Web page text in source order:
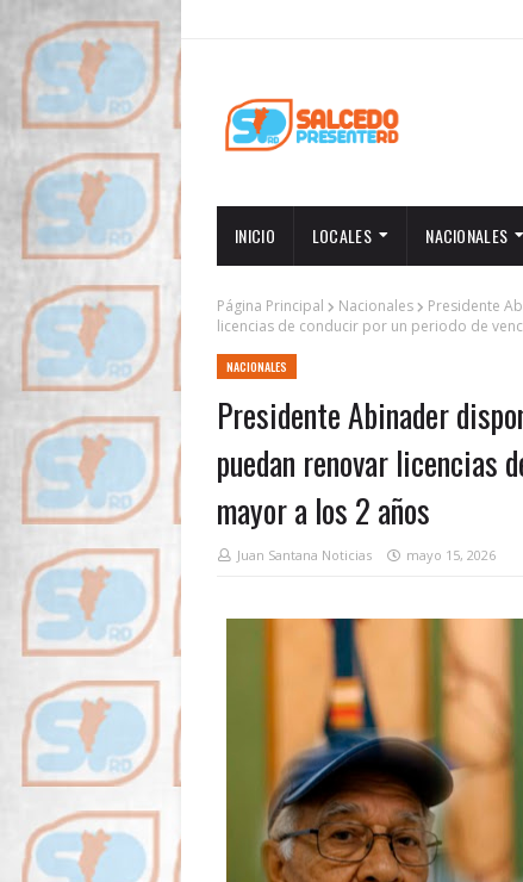
INICIO LOCALES NACIONALES
Página Principal Nacionales
Presidente
licencias de conducir por un periodo de
NACIONALES
Presidente Abinader
puedan renovar licencias
mayor a los 2 años
Juan Santana Noticias mayo 15, 2026